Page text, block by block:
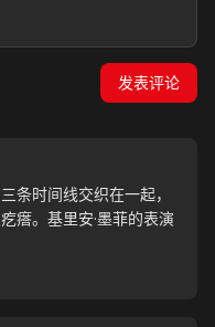
发表评论
条时间线交织在一起，
瘩。基里安·墨菲的表演